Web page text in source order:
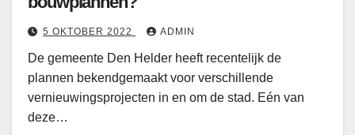
5 OKTOBER 2022 ADMIN
De gemeente Den Helder heeft recentelijk de
plannen bekendgemaakt voor verschillende
vernieuwingsprojecten in en om de stad. Eén van
deze…